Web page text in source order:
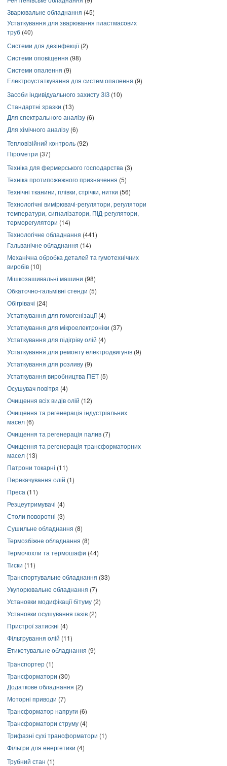
Зварювальне обладнання (45)
Устаткування для зварювання пластмасових
труб (40)
Системи для дезінфекції(2)
Системи оповіщення (98)
Системи опалення (9)
Електроустаткування для систем опалення (9)
Засоби індивідуального захисту ЗІЗ (10)
Стандартні зразки (13)
Для спектрального аналізу (6)
Для хімічного аналізу (6)
Тепловізійний контроль (92)
Пірометри (37)
Техніка для фермерського господарства (3)
Техніка протипожежного призначення (5)
Технічні тканини, плівки, стрічки, нитки (56)
Технологічні вимірювачі-регулятори, регулятори
температури, сигналізатори, ПІД-регулятори,
терморегулятори (14)
Технологічне обладнання (441)
Гальванічне обладнання (14)
Механічна обробка деталей та гумотехнічних
виробів (10)
Мішкозашивальні машини (98)
Обкаточно-гальмівні стенди (5)
Обігрівачі (24)
Устаткування для гомогенізації(4)
Устаткування для мікроелектроніки (37)
Устаткування для підігріву олій (4)
Устаткування для ремонту електродвигунів (9)
Устаткування для розливу (9)
Устаткування виробництва ПЕТ (5)
Осушувач повітря (4)
Очищення всіх видів олій (12)
Очищення та регенерація індустріальних
масел (6)
Очищення та регенерація палив (7)
Очищення та регенерація трансформаторних
масел (13)
Патрони токарні (11)
Перекачування олій (1)
Преса (11)
Резцеутримувачі (4)
Столи поворотні (3)
Сушильне обладнання (8)
Термозбіжне обладнання (8)
Термочохли та термошафи (44)
Тиски (11)
Транспортувальне обладнання (33)
Укупорювальне обладнання (7)
Установки модифікації бітуму (2)
Установки осушування газів (2)
Пристрої затискні (4)
Фільтрування олій (11)
Етикетувальне обладнання (9)
Транспортер (1)
Трансформатори (30)
Додаткове обладнання (2)
Моторні приводи (7)
Трансформатор напруги (6)
Трансформатори струму (4)
Трифазні сухі трансформатори (1)
Фільтри для енергетики (4)
Трубний стан (1)